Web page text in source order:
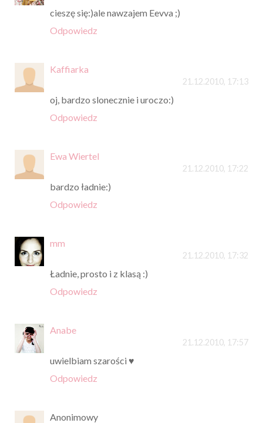
cieszę się:)ale nawzajem Eevva ;)
Odpowiedz
Kaffiarka
21.12.2010, 17:13
oj, bardzo slonecznie i uroczo:)
Odpowiedz
Ewa Wiertel
21.12.2010, 17:22
bardzo ładnie:)
Odpowiedz
mm
21.12.2010, 17:32
Ładnie, prosto i z klasą :)
Odpowiedz
Anabe
21.12.2010, 17:57
uwielbiam szarości ♥
Odpowiedz
Anonimowy